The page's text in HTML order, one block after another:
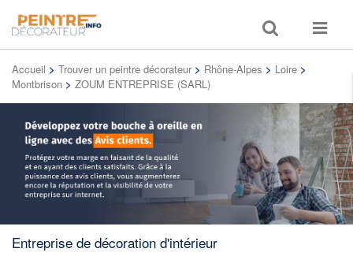
Toggle
search
Toggle
Accueil > Trouver un peintre décorateur > Rhône-Alpes > Loire >
Montbrison > ZOUM ENTREPRISE (SARL)
Entreprise de décoration d'intérieur